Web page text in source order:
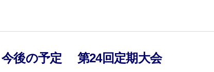
今後の予定
第24回定期大会